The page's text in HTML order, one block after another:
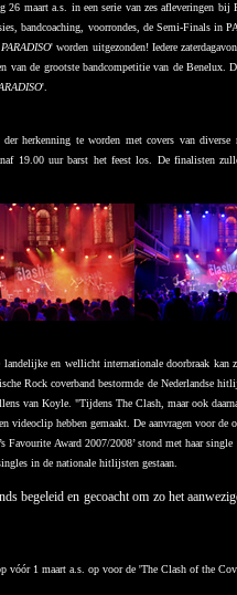
maart a.s. in een serie van zes afleveringen
bandcoaching, voorrondes, de Semi-Finals in
' worden uitgezonden! Iedere
van de grootste bandcompetitie van de Benelux.
'.
herkenning te worden met covers van diverse
19.00 uur barst het feest los. De finalisten
en wellicht internationale doorbraak
Rock coverband bestormde de Nederlandse
van Koyle. "Tijdens The Clash, maar ook
videoclip hebben gemaakt. De aanvragen voor
Award 2007/2008’ stond met haar
in de nationale hitlijsten gestaan.
begeleid en gecoacht om zo het
vóór 1 maart a.s. op voor de 'The Clash of the